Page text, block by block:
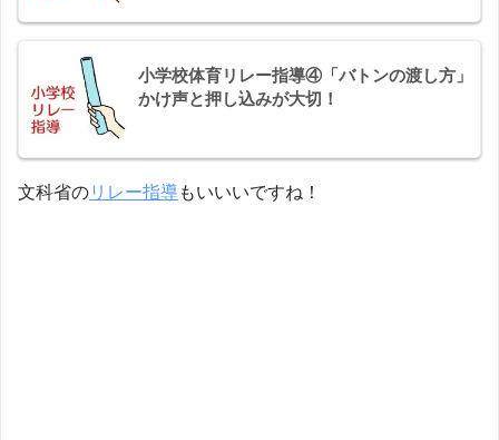
小学校体育リレー指導④「バトンの渡し方」
かけ声と押し込みが大切！
文科省のリレー指導もいいいですね！